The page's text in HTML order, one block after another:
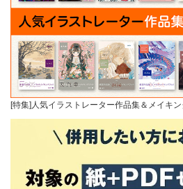
[特集]人気イラストレーター作品集＆メイキン